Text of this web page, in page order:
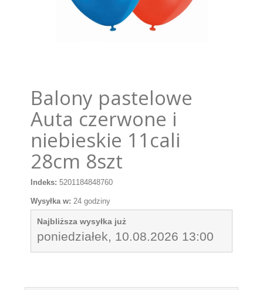
Balony pastelowe
Auta czerwone i
niebieskie 11cali
28cm 8szt
Indeks: 5201184848760
Wysyłka w: 24 godziny
Najbliższa wysyłka już
poniedziałek, 10.08.2026 13:00